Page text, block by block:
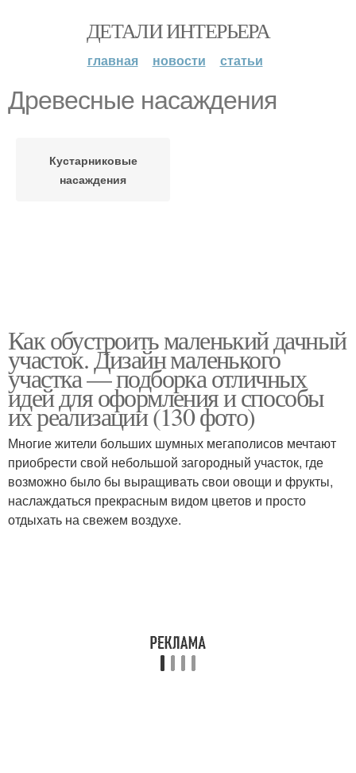
ДЕТАЛИ ИНТЕРЬЕРА
главная новости статьи
Древесные насаждения
Кустарниковые
насаждения
Как обустроить маленький дачный
участок. Дизайн маленького
участка — подборка отличных
идей для оформления и способы
их реализации (130 фото)
Многие жители больших шумных мегаполисов мечтают
приобрести свой небольшой загородный участок, где
возможно было бы выращивать свои овощи и фрукты,
наслаждаться прекрасным видом цветов и просто
отдыхать на свежем воздухе.